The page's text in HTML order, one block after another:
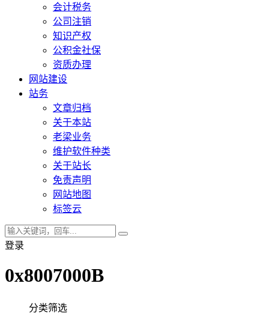
会计税务
公司注销
知识产权
公积金社保
资质办理
网站建设
站务
文章归档
关于本站
老梁业务
维护软件种类
关于站长
免责声明
网站地图
标签云
登录
0x8007000B
分类筛选